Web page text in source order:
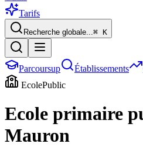
Tarifs
Recherche globale...⌘ K
Parcoursup Établissements
EcolePublic
Ecole primaire
Mauron